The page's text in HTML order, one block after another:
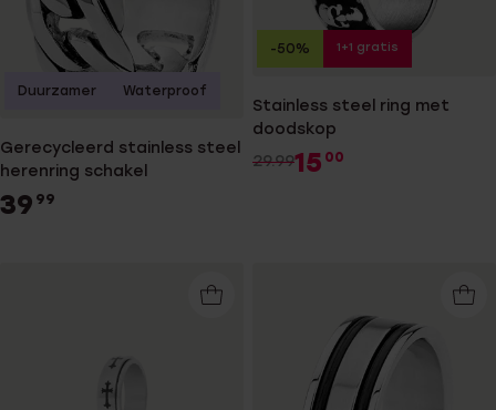
Gerecycleerd stainless steel
herenring schakel
39 99
Duurzamer Waterproof
Stainless steel ring met
doodskop
29.9915 00
-50% 1+1 gratis